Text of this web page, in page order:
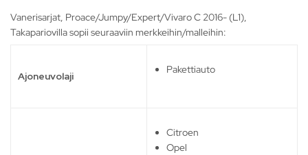
Vanerisarjat, Proace/Jumpy/Expert/Vivaro C 2016- (L1),
Takapariovilla sopii seuraaviin merkkeihin/malleihin:
Ajoneuvolaji
Pakettiauto
Citroen
Opel